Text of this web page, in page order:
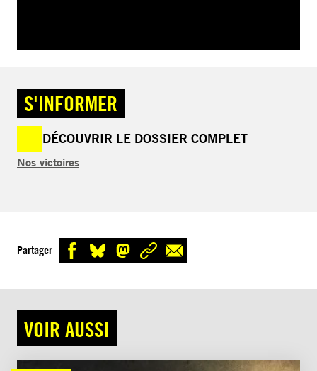
S'INFORMER
DÉCOUVRIR LE DOSSIER COMPLET
Nos victoires
Partager
VOIR AUSSI